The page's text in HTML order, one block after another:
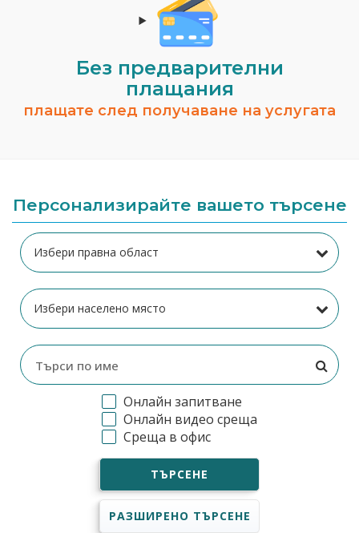
Без предварителни
плащания
плащате след получаване на услугата
Персонализирайте вашето търсене
Онлайн запитване
Онлайн видео среща
Среща в офис
ТЪРСЕНЕ
РАЗШИРЕНО ТЪРСЕНЕ